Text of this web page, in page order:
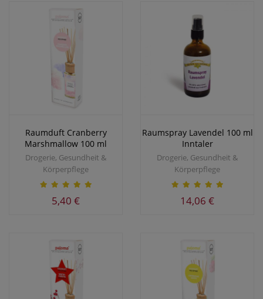
Raumduft Cranberry
Marshmallow 100 ml
Drogerie, Gesundheit &
Körperpflege
5,40 €
Raumspray Lavendel 100 ml
Inntaler
Drogerie, Gesundheit &
Körperpflege
14,06 €